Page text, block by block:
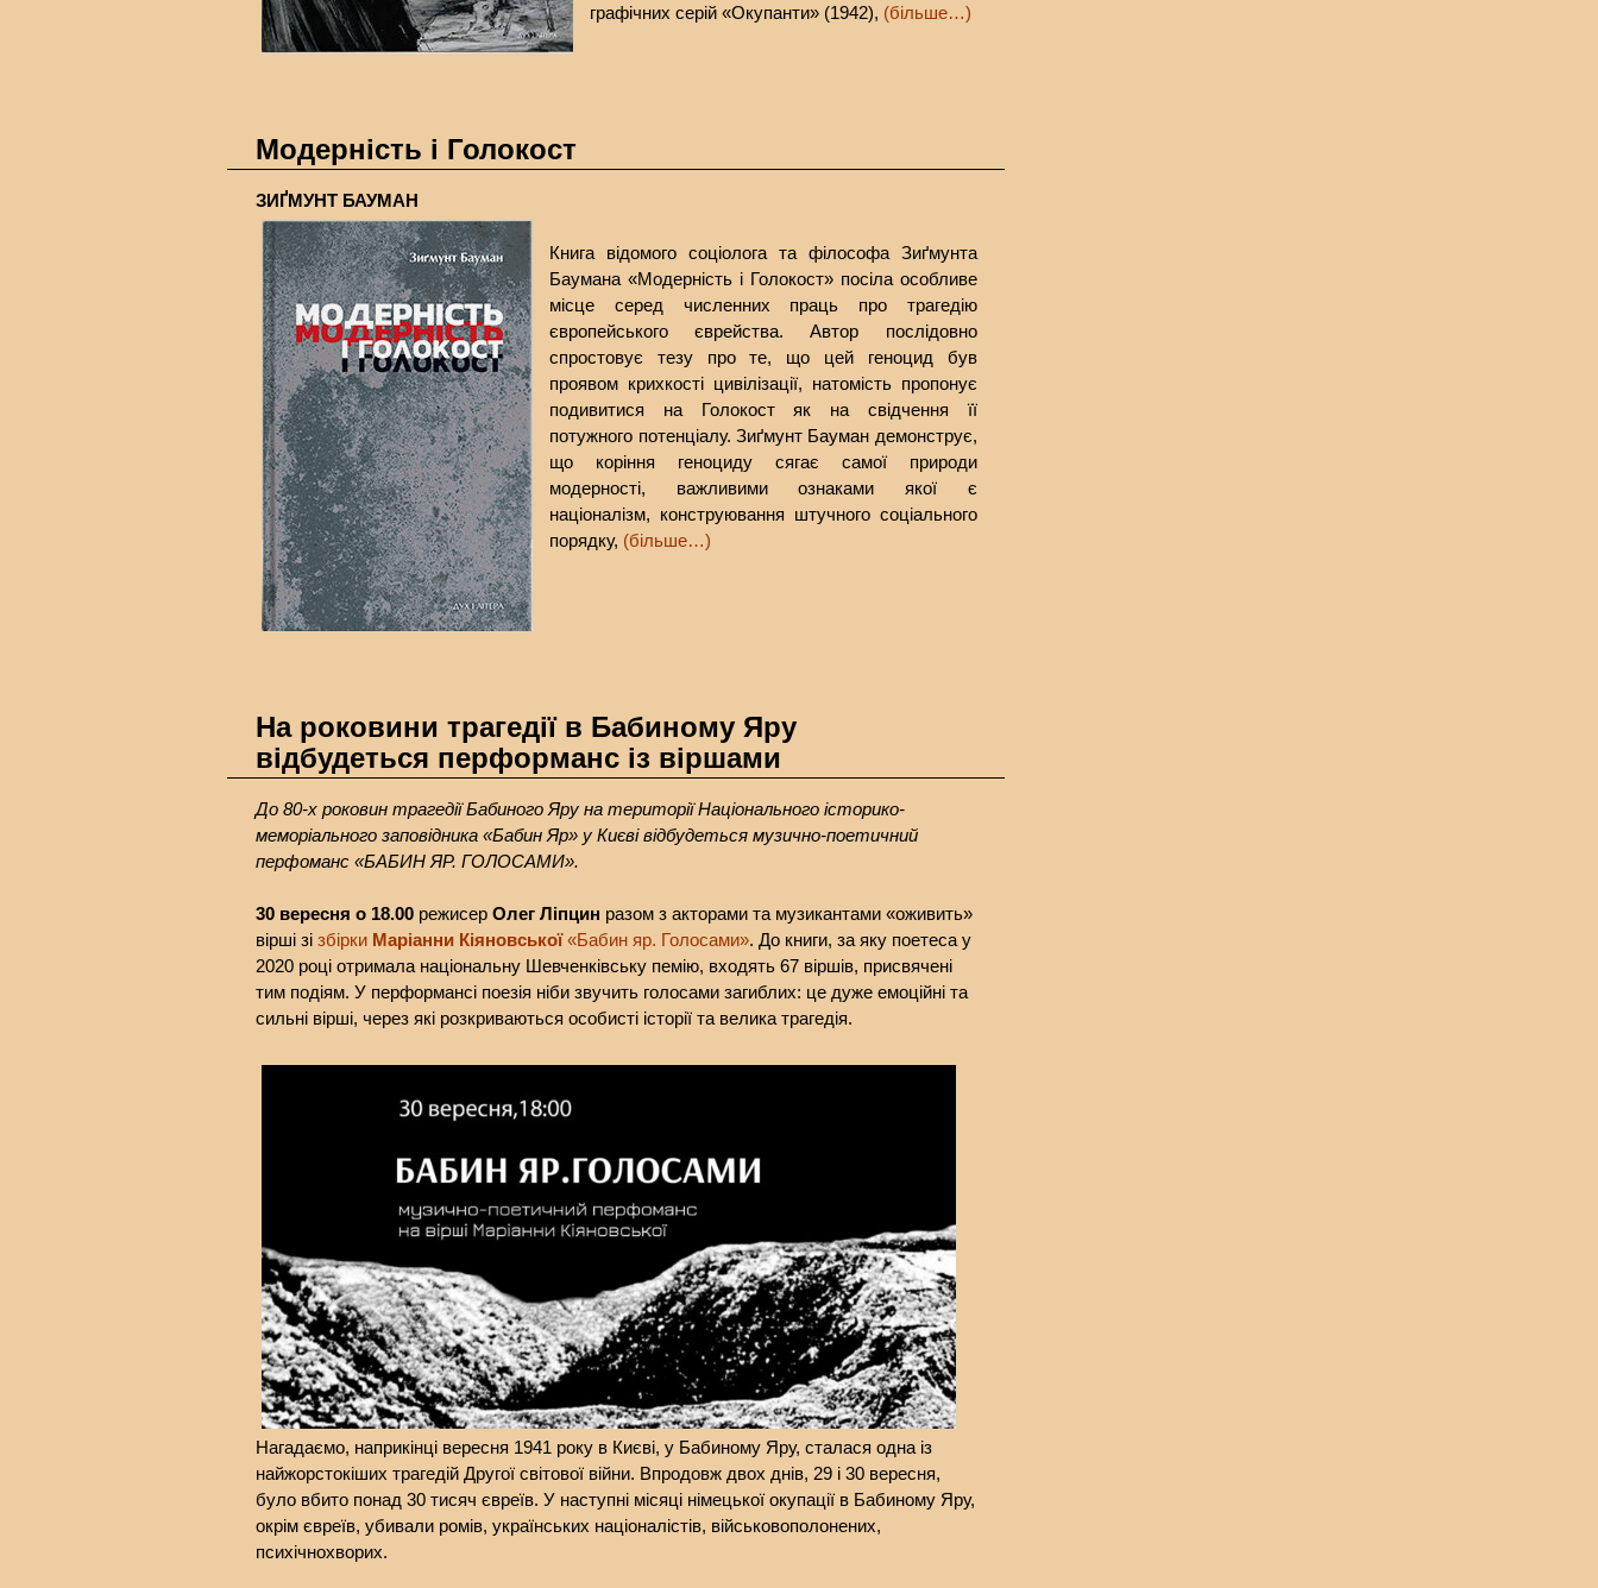
графічних серій «Окупанти» (1942), (більше…)
Модерність і Голокост
ЗИҐМУНТ БАУМАН
Книга відомого соціолога та філософа Зиґмунта
Баумана «Модерність і Голокост» посіла особливе
місце серед численних праць про трагедію
європейського єврейства. Автор послідовно
спростовує тезу про те, що цей геноцид був
проявом крихкості цивілізації, натомість пропонує
подивитися на Голокост як на свідчення її
потужного потенціалу. Зиґмунт Бауман демонструє,
що коріння геноциду сягає самої природи
модерності, важливими ознаками якої є
націоналізм, конструювання штучного соціального
порядку, (більше…)
На роковини трагедії в Бабиному Яру
відбудеться перформанс із віршами
До 80-х роковин трагедії Бабиного Яру на території Національного історико-
меморіального заповідника «Бабин Яр» у Києві відбудеться музично-поетичний
перфоманс «БАБИН ЯР. ГОЛОСАМИ».
30 вересня о 18.00режисер Олег Ліпцин разом з акторами та музикантами «оживить»
вірші зі збірки Маріанни Кіяновської«Бабин яр. Голосами». До книги, за яку поетеса у
2020 році отримала національну Шевченківську пемію, входять 67 віршів, присвячені
тим подіям. У перформансі поезія ніби звучить голосами загиблих: це дуже емоційні та
сильні вірші, через які розкриваються особисті історії та велика трагедія.
Нагадаємо, наприкінці вересня 1941 року в Києві, у Бабиному Яру, сталася одна із
найжорстокіших трагедій Другої світової війни. Впродовж двох днів, 29 і 30 вересня,
було вбито понад 30 тисяч євреїв. У наступні місяці німецької окупації в Бабиному Яру,
окрім євреїв, убивали ромів, українських націоналістів, військовополонених,
психічнохворих.